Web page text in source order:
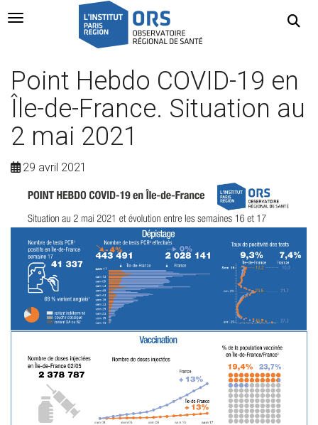
Navigation Toggle
Point Hebdo COVID-19 en
Île-de-France. Situation au
2 mai 2021
29 avril 2021